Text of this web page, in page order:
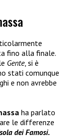
fino alla finale.
Gente, si è
stati comunque
e non avrebbe
ha parlato
le differenze
dei Famosi.